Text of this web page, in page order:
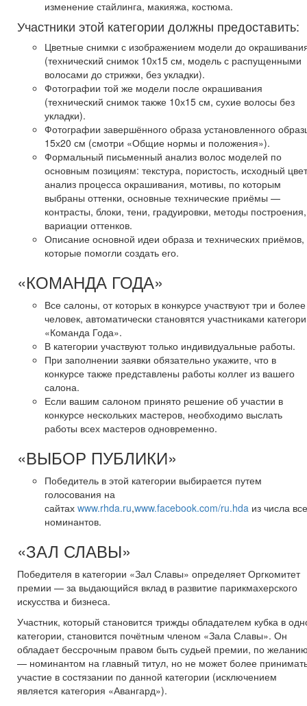
изменение стайлинга, макияжа, костюма.
Участники этой категории должны предоставить:
Цветные снимки с изображением модели до
(технический снимок 10х15 см, модель с распущенными
волосами до стрижки, без укладки).
Фотографии той же модели после окрашивания
(технический снимок также 10х15 см, сухие волосы без
укладки).
Фотографии завершённого образа установленного
15х20 см (смотри «Общие нормы и положения»).
Формальный письменный анализ волос моделей по
основным позициям: текстура, пористость, исходный
анализ процесса окрашивания, мотивы, по которым
выбраны оттенки, основные технические приёмы —
контрасты, блоки, тени, градуировки, методы построения,
вариации оттенков.
Описание основной идеи образа и технических приёмов,
которые помогли создать его.
«КОМАНДА ГОДА»
Все салоны, от которых в конкурсе участвуют три и более
человек, автоматически становятся участниками
«Команда Года».
В категории участвуют только индивидуальные работы.
При заполнении заявки обязательно укажите, что в
конкурсе также представлены работы коллег из вашего
салона.
Если вашим салоном принято решение об участии в
конкурсе нескольких мастеров, необходимо выслать
работы всех мастеров одновременно.
«ВЫБОР ПУБЛИКИ»
Победитель в этой категории выбирается путем
голосования на
сайтах www.rhda.ru,www.facebook.com/ru.hda из числа
номинантов.
«ЗАЛ СЛАВЫ»
Победителя в категории «Зал Славы» определяет Оргкомитет
премии — за выдающийся вклад в развитие парикмахерского
искусства и бизнеса.
Участник, который становится трижды обладателем кубка в
категории, становится почётным членом «Зала Славы». Он
обладает бессрочным правом быть судьей премии, по
— номинантом на главный титул, но не может более
участие в состязании по данной категории (исключением
является категория «Авангард»).